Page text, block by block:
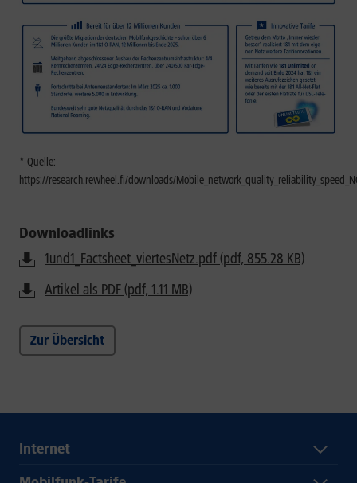
* Quelle:
https://research.rewheel.fi/downloads/
Downloadlinks
1und1_Factsheet_viertesNetz.pdf (pdf, 855.28 KB)
Artikel als PDF (pdf, 1.11 MB)
Zur Übersicht
Internet